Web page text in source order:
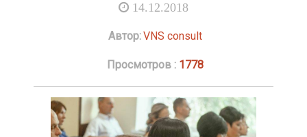
14.12.2018
Автор:VNS consult
Просмотров : 1778